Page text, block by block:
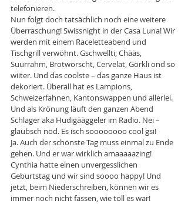
telefonieren.
Nun folgt doch tatsächlich noch eine weitere
Überraschung! Swissnight in der Casa Luna! Wir
werden mit einem Raceletteabend und
Tischgrill verwöhnt. Gschwellti, Chääs,
Suurrahm, Brotwörscht, Cervelat, Görkli ond so
wiiter. Und das coolste – das ganze Haus ist
dekoriert. Überall hat es Lampions,
Schweizerfahnen, Kantonswappen und allerlei.
Und als Krönung läuft den ganzen Abend
Schlager aka Hudigääggeler im Radio. Nei –
glaubsch nöd. Es isch soooooooo cool gsi!
Ja. Auch der schönste Tag muss einmal zu Ende
gehen. Und er war wirklich amaaaaazing!
Cynthia hatte einen unvergesslichen
Geburtstag und wir sind soooo happy! Und
jetzt, beim Niederschreiben, können wir es
immer noch nicht fassen, wie toll es war!